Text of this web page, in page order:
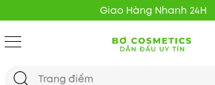
Giao Hàng Nhanh 24H